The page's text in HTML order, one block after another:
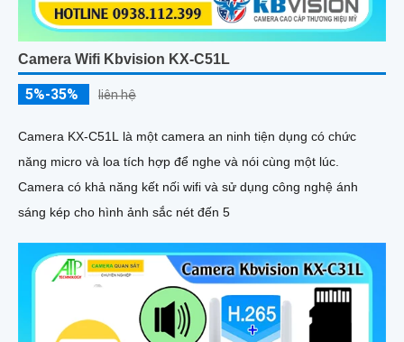
Camera Wifi Kbvision KX-C51L
5%-35% liên hệ
Camera KX-C51L là một camera an ninh tiện dụng có chức
năng micro và loa tích hợp để nghe và nói cùng một lúc.
Camera có khả năng kết nối wifi và sử dụng công nghệ ánh
sáng kép cho hình ảnh sắc nét đến 5